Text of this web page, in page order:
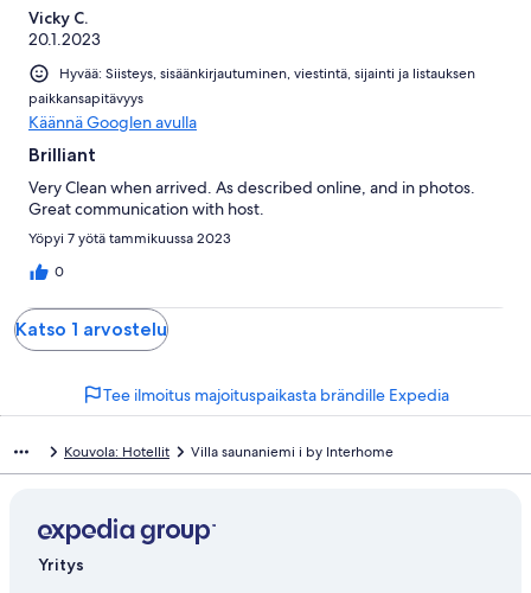
Vicky C.
20.1.2023
Hyvää: Siisteys, sisäänkirjautuminen, viestintä, sijainti ja listauksen
paikkansapitävyys
Käännä Googlen avulla
Brilliant
Very Clean when arrived. As described online, and in photos.
Great communication with host.
Yöpyi 7 yötä tammikuussa 2023
0
Katso 1 arvostelu
Tee ilmoitus majoituspaikasta brändille Expedia
Kouvola: Hotellit Villa saunaniemi i by Interhome
Yritys